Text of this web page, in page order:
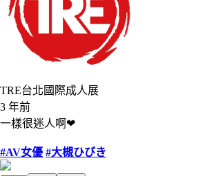
TRE台北國際成人展
3 年前
一樣很迷人啊❤
#AV女優 #大槻ひびき